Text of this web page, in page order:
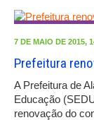
7 DE MAIO DE 2015,
Prefeitura
A Prefeitura de
Educação
renovação do